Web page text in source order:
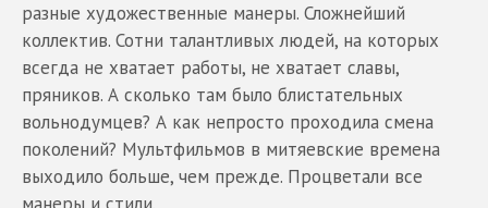
разные художественные манеры. Сложнейший
коллектив. Сотни талантливых людей, на которых
всегда не хватает работы, не хватает славы,
пряников. А сколько там было блистательных
вольнодумцев? А как непросто проходила смена
поколений? Мультфильмов в митяевские времена
выходило больше, чем прежде. Процветали все